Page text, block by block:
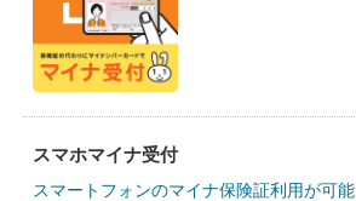
スマホマイナ受付
スマートフォンのマイナ保険証利用が可能